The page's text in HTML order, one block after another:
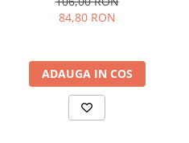
84,80 RON
ADAUGA IN COS